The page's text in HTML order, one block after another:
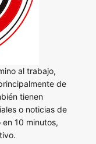
al trabajo,
de
tienen
o noticias de
10 minutos,